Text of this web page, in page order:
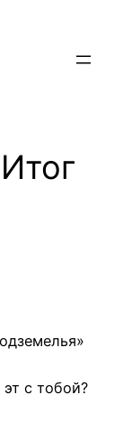
с тобой?